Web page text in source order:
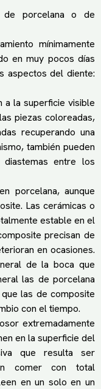
de porcelana o de
mínimamente
en muy pocos días
aspectos del diente:
a la superficie visible
piezas coloreadas,
recuperando una
también pueden
entre los
porcelana, aunque
Las cerámicas o
estable en el
precisan de
en ocasiones.
de la boca que
las de porcelana
las de composite
con el tiempo.
extremadamente
en la superficie del
que resulta ser
comer con total
en un solo en un